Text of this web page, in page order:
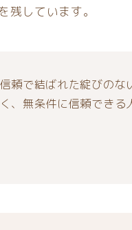
残しています。
頼で結ばれた綻びのな
、無条件に信頼できる